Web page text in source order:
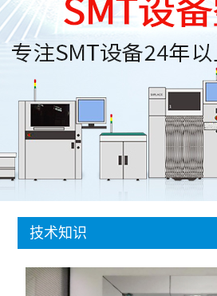
印刷机
检测仪 3D
回流焊
检测机
周边设备
智能制造
导体设备
插针机
汽车电子
MINI LED
保护元件贴装
微小元件贴装
技术知识